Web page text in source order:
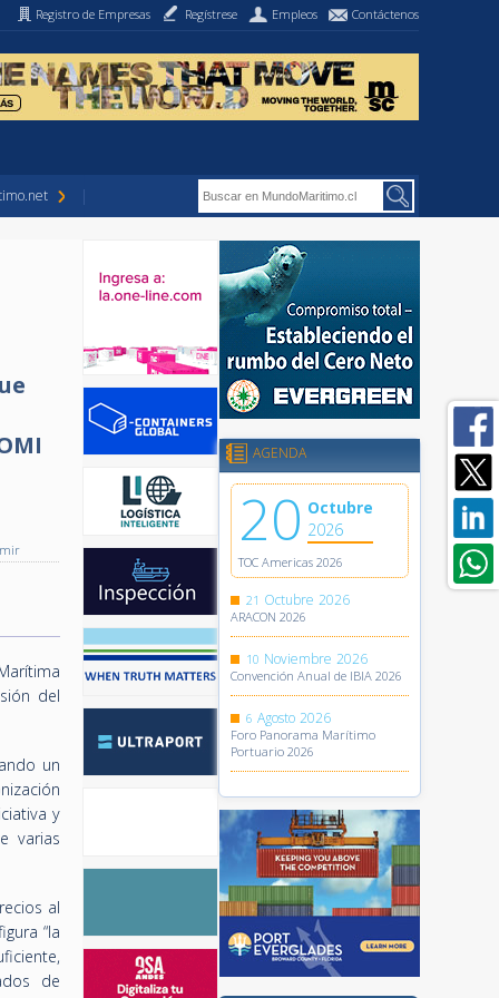
Registro de Empresas Regístrese Empleos Contáctenos
del
un
y
varias
al
“la
de
AGENDA
20 Octubre
2026
TOC Americas 2026
21 Octubre 2026
ARACON 2026
10 Noviembre 2026
Convención Anual de IBIA 2026
6 Agosto 2026
Foro Panorama Marítimo
Portuario 2026